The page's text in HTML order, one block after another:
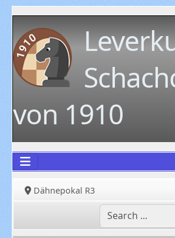
von 1910
Dähnepokal R3